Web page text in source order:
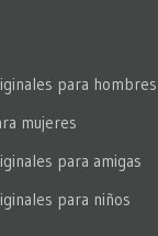
para hombres
mujeres
para amigas
para niños